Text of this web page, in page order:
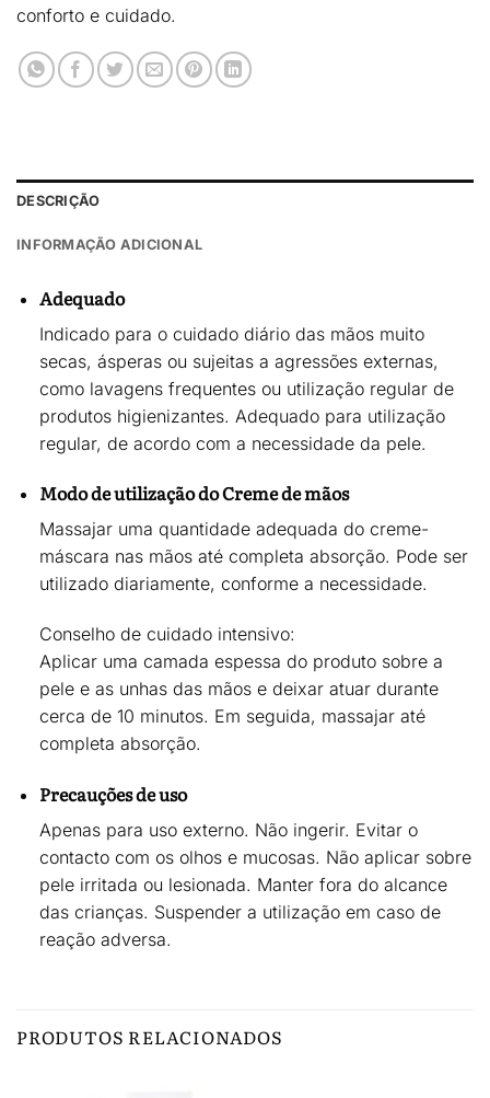
conforto e cuidado.
DESCRIÇÃO
INFORMAÇÃO ADICIONAL
Adequado
Indicado para o cuidado diário das mãos muito
secas, ásperas ou sujeitas a agressões externas,
como lavagens frequentes ou utilização regular de
produtos higienizantes. Adequado para utilização
regular, de acordo com a necessidade da pele.
Modo de utilização do Creme de mãos
Massajar uma quantidade adequada do creme-
máscara nas mãos até completa absorção. Pode ser
utilizado diariamente, conforme a necessidade.
Conselho de cuidado intensivo:
Aplicar uma camada espessa do produto sobre a
pele e as unhas das mãos e deixar atuar durante
cerca de 10 minutos. Em seguida, massajar até
completa absorção.
Precauções de uso
Apenas para uso externo. Não ingerir. Evitar o
contacto com os olhos e mucosas. Não aplicar sobre
pele irritada ou lesionada. Manter fora do alcance
das crianças. Suspender a utilização em caso de
reação adversa.
PRODUTOS RELACIONADOS